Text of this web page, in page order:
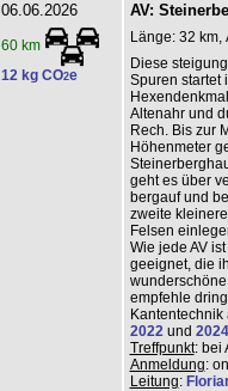
06.06.2026
60 km
12 kg CO2e
AV:
Länge: 32 km,
Diese
Spuren startet
Altenahr und
Rech. Bis zur
Höhenmeter
geht es über
bergauf und
zweite
Felsen
Wie jede AV
geeignet, die
empfehle
2022und 2024
Treffpunkt: bei
Anmeldung:
Leitung: